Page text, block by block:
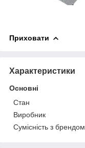
Приховати
Характеристики
Основні
Стан
Виробник
Сумісність з брендом